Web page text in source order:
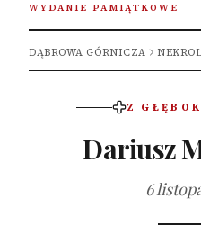
WYDANIE PAMIĄTKOWE
DĄBROWA GÓRNICZA
Z
Dariusz
6